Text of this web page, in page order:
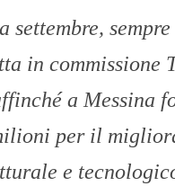
settembre,
in commissione
a Messina
per il
e